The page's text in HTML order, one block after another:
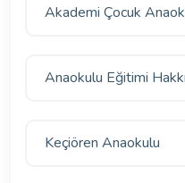
Akademi Çocuk
Anaokulu Eğitimi
Keçiören Anaokulu